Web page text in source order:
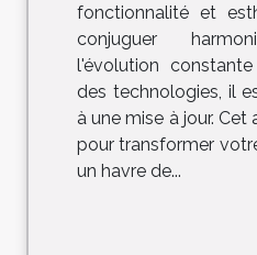
fonctionnalité et
conjuguer
l'évolution
des technologies, il
à une mise à jour.
pour transformer
un havre de...